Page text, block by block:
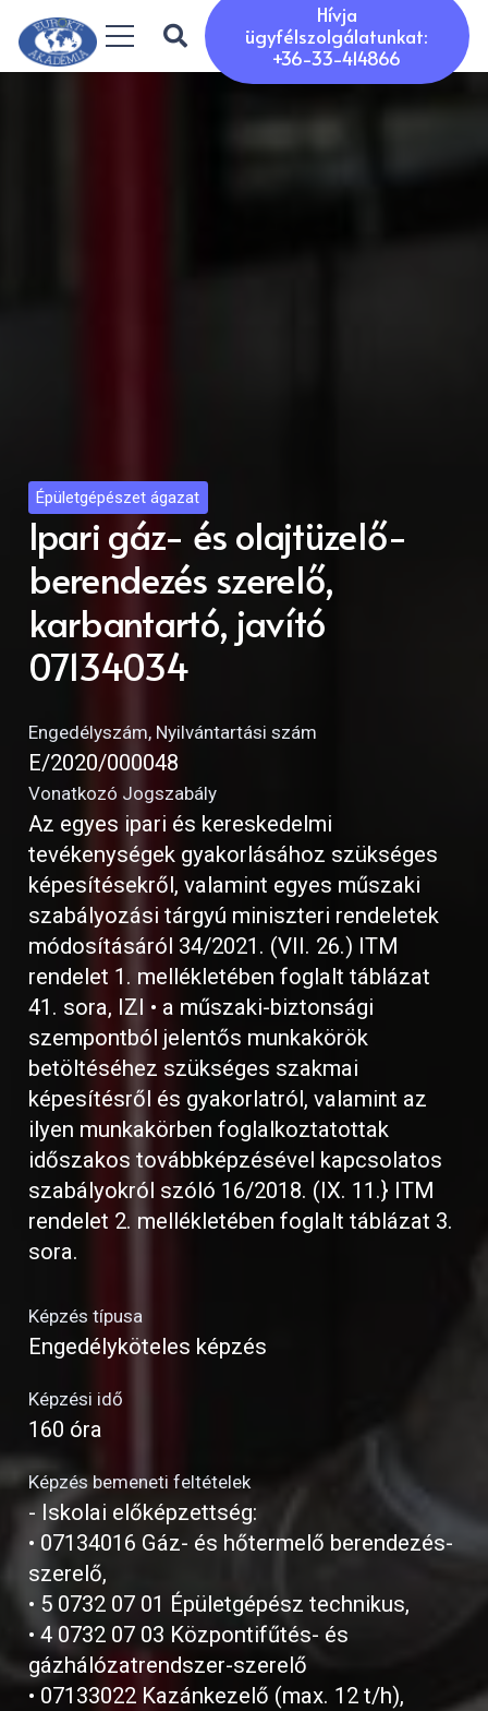
Hívja
ügyfélszolgálatunkat:
+36-33-414866
Épületgépészet ágazat
Ipari gáz- és olajtüzelő-
berendezés szerelő,
karbantartó, javító
07134034
Engedélyszám, Nyilvántartási szám
E/2020/000048
Vonatkozó Jogszabály
Az egyes ipari és kereskedelmi
tevékenységek gyakorlásához szükséges
képesítésekről, valamint egyes műszaki
szabályozási tárgyú miniszteri rendeletek
módosításáról 34/2021. (VII. 26.) ITM
rendelet 1. mellékletében foglalt táblázat
41. sora, IZI • a műszaki-biztonsági
szempontból jelentős munkakörök
betöltéséhez szükséges szakmai
képesítésről és gyakorlatról, valamint az
ilyen munkakörben foglalkoztatottak
időszakos továbbképzésével kapcsolatos
szabályokról szóló 16/2018. (IX. 11.} ITM
rendelet 2. mellékletében foglalt táblázat 3.
sora.
Képzés típusa
Engedélyköteles képzés
Képzési idő
160 óra
Képzés bemeneti feltételek
- Iskolai előképzettség:
• 07134016 Gáz- és hőtermelő berendezés-
szerelő,
• 5 0732 07 01 Épületgépész technikus,
• 4 0732 07 03 Központifűtés- és
gázhálózatrendszer-szerelő
• 07133022 Kazánkezelő (max. 12 t/h),